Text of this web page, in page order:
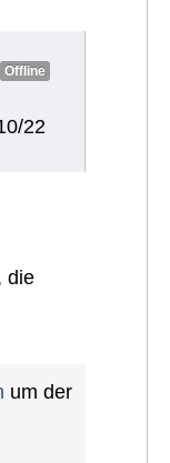
Offline
22
die
um der